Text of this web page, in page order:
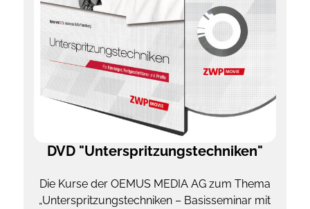
DVD "Unterspritzungstechniken"
Die Kurse der OEMUS MEDIA AG zum Thema
„Unterspritzungstechniken – Basisseminar mit